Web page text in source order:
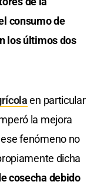
consumo de
los últimos dos
en particular
la mejora
fenómeno no
dicha
cosecha debido